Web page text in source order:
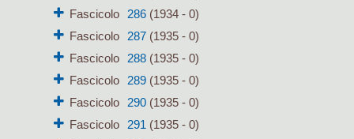
Fascicolo
286(1934 - 0)
Fascicolo
287(1935 - 0)
Fascicolo
288(1935 - 0)
Fascicolo
289(1935 - 0)
Fascicolo
290(1935 - 0)
Fascicolo
291 (1935 - 0)